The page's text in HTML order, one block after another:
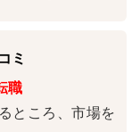
ミ
職
ところ、市場を